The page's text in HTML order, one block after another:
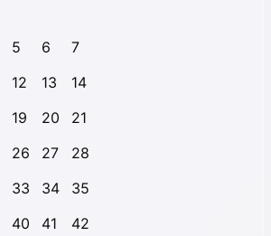
5 6
7
12 13
14
19 20
21
26 27
28
33 34
35
40 41
42